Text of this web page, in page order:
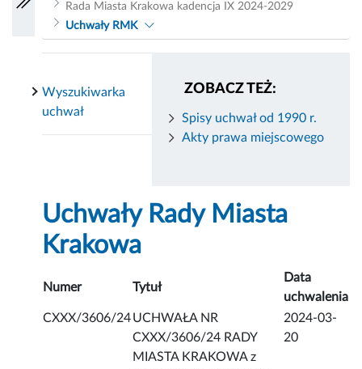
Rada Miasta Krakowa kadencja IX 2024-2029
Uchwały RMK
ZOBACZ TEŻ:
Spisy uchwał od 1990 r.
Akty prawa miejscowego
Wyszukiwarka
uchwał
Uchwały Rady Miasta
Krakowa
Numer Tytuł
Data
uchwalenia
CXXX/3606/24UCHWAŁA NR
CXXX/3606/24 RADY
MIASTA KRAKOWA z
2024-03-
20